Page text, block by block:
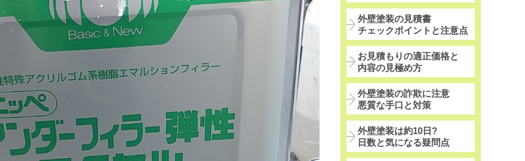
外壁塗装の見積書
チェックポイントと注意点
お見積もりの適正価格と
内容の見極め方
外壁塗装の詐欺に注意
悪質な手口と対策
外壁塗装は約10日?
日数と気になる疑問点